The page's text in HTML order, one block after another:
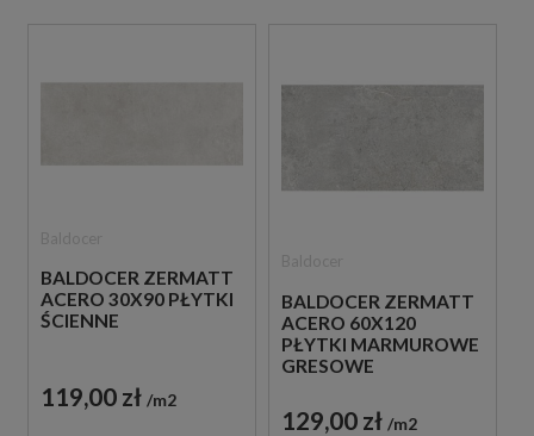
BALDOCER ZERMATT
ACERO 30X90 PŁYTKI
ŚCIENNE
119,00 zł m2
BALDOCER ZERMATT
ACERO 60X120
PŁYTKI MARMUROWE
GRESOWE
129,00 zł m2